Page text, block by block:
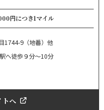
円につき1マイル
1744-9（地番）他
へ徒歩９分～10分
トへ